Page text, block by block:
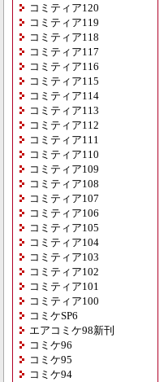
コミティア120
コミティア119
コミティア118
コミティア117
コミティア116
コミティア115
コミティア114
コミティア113
コミティア112
コミティア111
コミティア110
コミティア109
コミティア108
コミティア107
コミティア106
コミティア105
コミティア104
コミティア103
コミティア102
コミティア101
コミティア100
コミケSP6
エアコミケ98新刊
コミケ96
コミケ95
コミケ94